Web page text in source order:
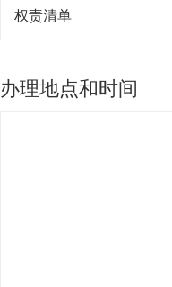
权责清单
办理地点和时间